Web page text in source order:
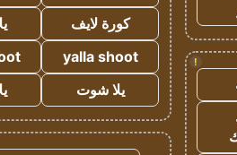
!
كورة لايف
yalla shoot
يلا شوت